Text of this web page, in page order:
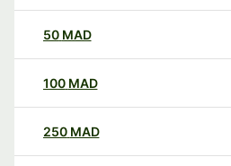
50 MAD
100 MAD
250 MAD